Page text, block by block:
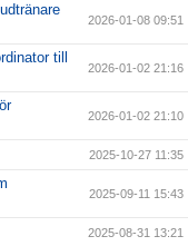
2026-01-08 09:51
till
2026-01-02 21:16
2026-01-02 21:10
2025-10-27 11:35
2025-09-11 15:43
2025-08-31 13:21